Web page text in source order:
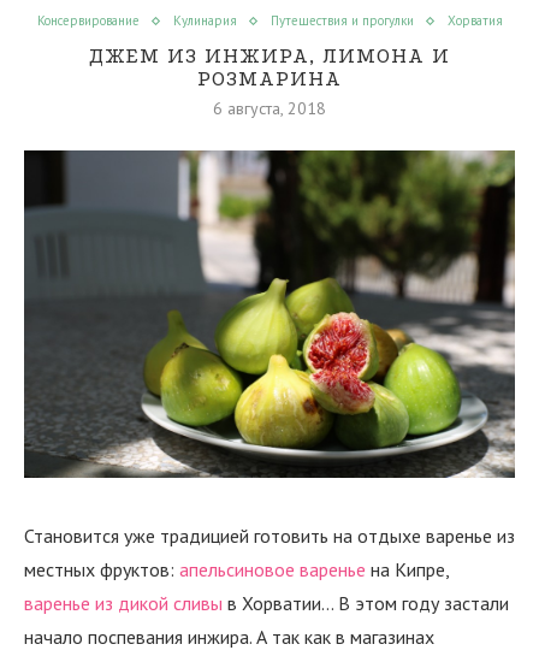
Консервирование Кулинария Путешествия и прогулки Хорватия
ДЖЕМ ИЗ ИНЖИРА, ЛИМОНА И
РОЗМАРИНА
6 августа, 2018
Становится уже традицией готовить на отдыхе варенье из
местных фруктов: апельсиновое варенье на Кипре,
варенье из дикой сливы в Хорватии… В этом году застали
начало поспевания инжира. А так как в магазинах